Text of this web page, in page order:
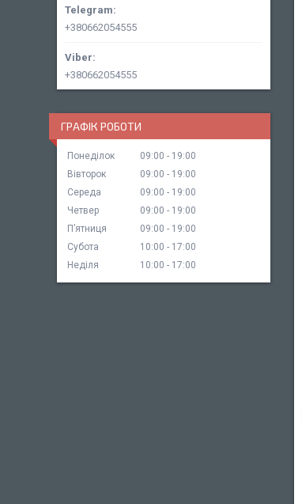
+380662054555
+380662054555
ГРАФІК РОБОТИ
Понеділок 09:00
19:00
Вівторок
09:00
19:00
Середа
09:00
19:00
Четвер
09:00
19:00
Пʼятниця
09:00
19:00
Субота
10:00
17:00
Неділя
10:00 17:00